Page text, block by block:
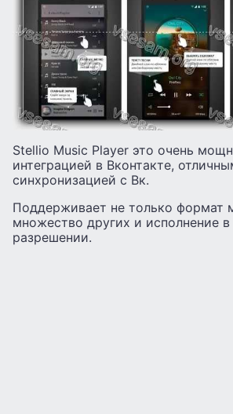
Stellio Music Player это очень
интеграцией в Вконтакте,
синхронизацией с Вк.
Поддерживает не только формат
множество других и исполнение
разрешении.